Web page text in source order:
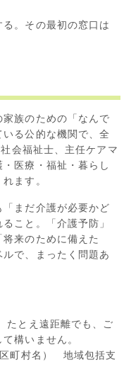
。その最初の窓口は
族のための「なんで
る公的な機関で、全
会福祉士、主任ケアマ
医療・福祉・暮らし
ます。
「まだ介護が必要かど
こと。「介護予防」
来のために備えた
で、まったく問題あ
たとえ遠距離でも、ご
構いません。
町村名） 地域包括支